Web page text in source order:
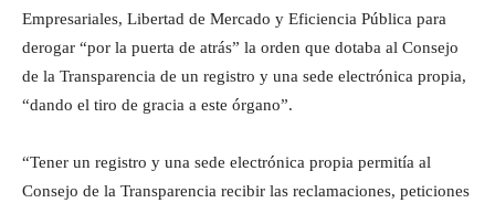
Empresariales, Libertad de Mercado y Eficiencia Pública para
derogar “por la puerta de atrás” la orden que dotaba al Consejo
de la Transparencia de un registro y una sede electrónica propia,
“dando el tiro de gracia a este órgano”.
“Tener un registro y una sede electrónica propia permitía al
Consejo de la Transparencia recibir las reclamaciones, peticiones